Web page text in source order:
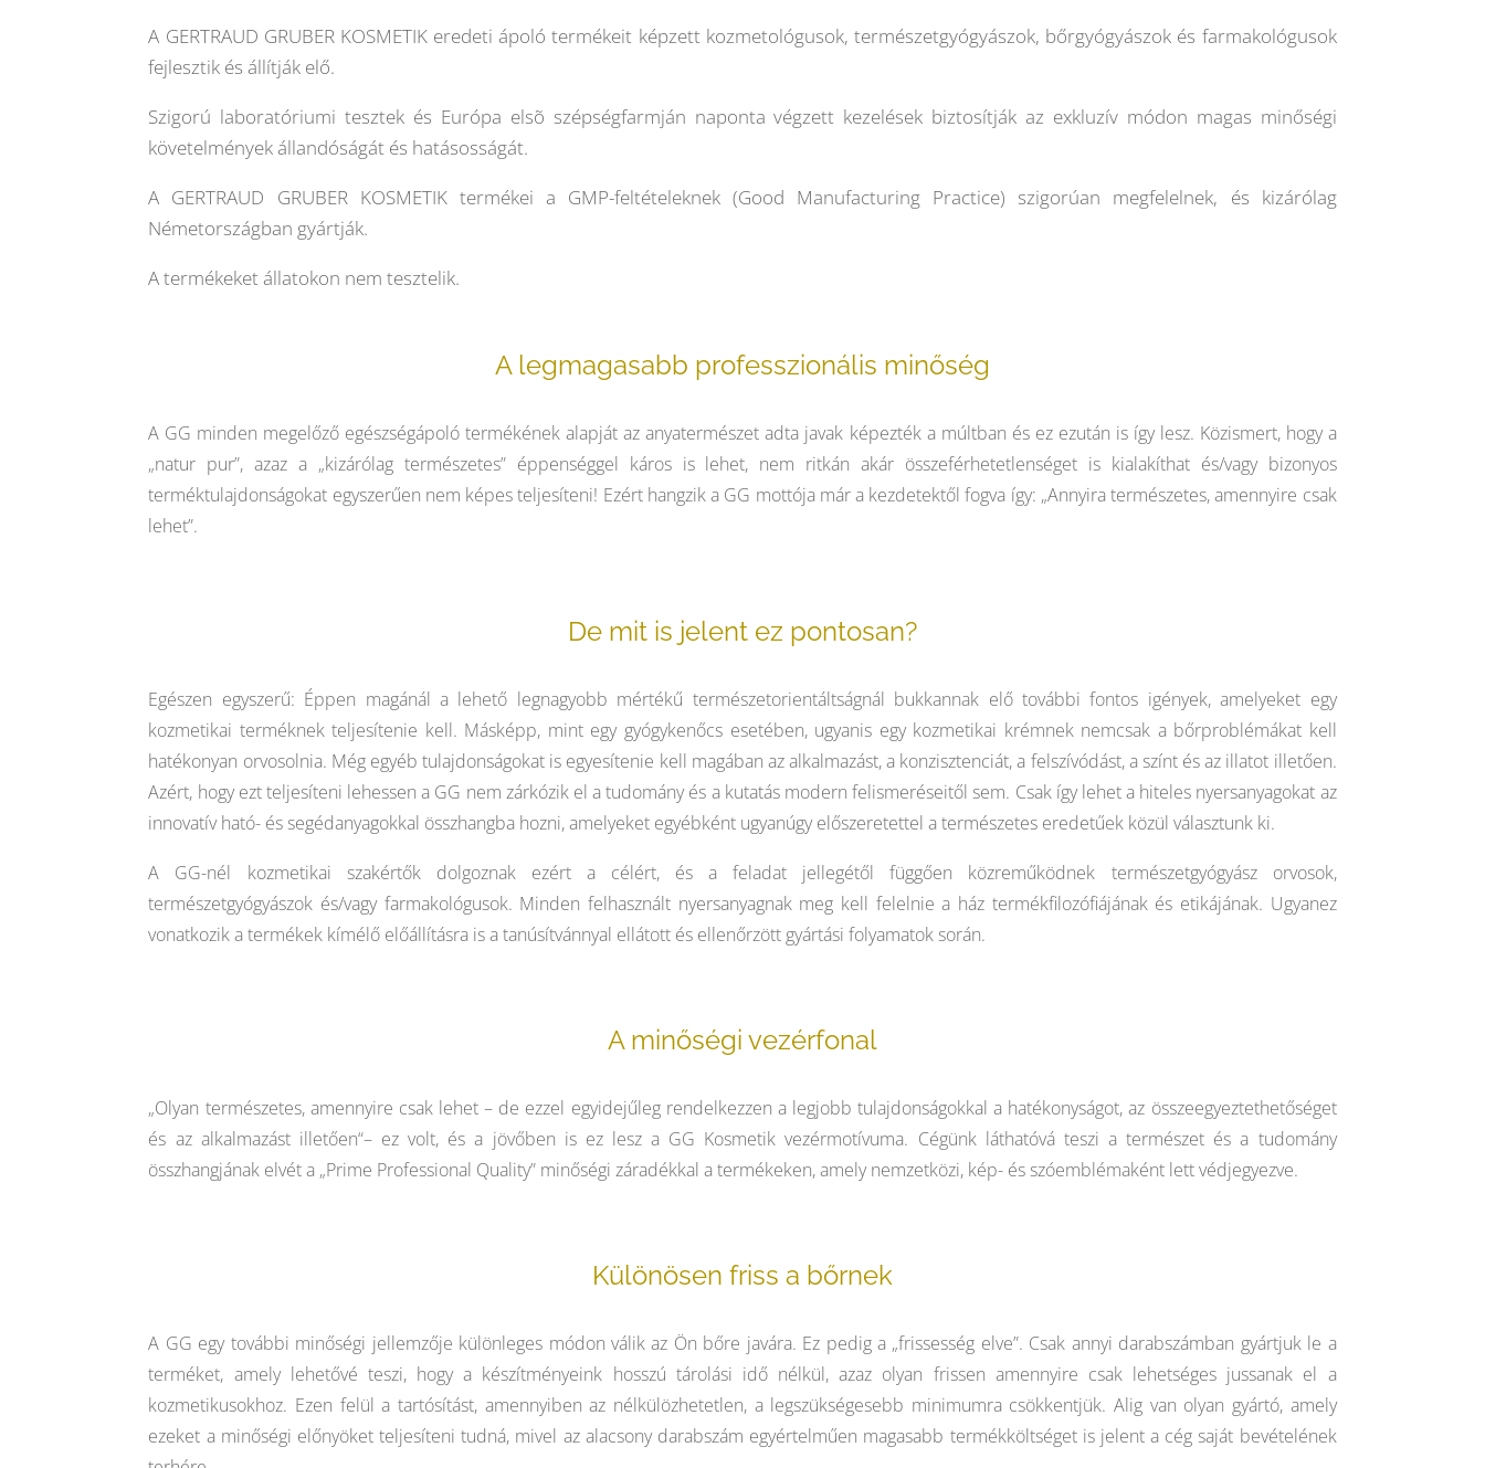
A GERTRAUD GRUBER KOSMETIK eredeti ápoló termékeit képzett kozmetológusok, természetgyógyászok, bőrgyógyászok és farmakológusok
fejlesztik és állítják elő.
Szigorú laboratóriumi tesztek és Európa elsõ szépségfarmján naponta végzett kezelések biztosítják az exkluzív módon magas minőségi
követelmények állandóságát és hatásosságát.
A GERTRAUD GRUBER KOSMETIK termékei a GMP-feltételeknek (Good Manufacturing Practice) szigorúan megfelelnek, és kizárólag
Németországban gyártják.
A termékeket állatokon nem tesztelik.
A legmagasabb professzionális minőség
A GG minden megelőző egészségápoló termékének alapját az anyatermészet adta javak képezték a múltban és ez ezután is így lesz. Közismert, hogy a
„natur pur”, azaz a „kizárólag természetes” éppenséggel káros is lehet, nem ritkán akár összeférhetetlenséget is kialakíthat és/vagy bizonyos
terméktulajdonságokat egyszerűen nem képes teljesíteni! Ezért hangzik a GG mottója már a kezdetektől fogva így: „Annyira természetes, amennyire csak
lehet”.
De mit is jelent ez pontosan?
Egészen egyszerű: Éppen magánál a lehető legnagyobb mértékű természetorientáltságnál bukkannak elő további fontos igények, amelyeket egy
kozmetikai terméknek teljesítenie kell. Másképp, mint egy gyógykenőcs esetében, ugyanis egy kozmetikai krémnek nemcsak a bőrproblémákat kell
hatékonyan orvosolnia. Még egyéb tulajdonságokat is egyesítenie kell magában az alkalmazást, a konzisztenciát, a felszívódást, a színt és az illatot illetően.
Azért, hogy ezt teljesíteni lehessen a GG nem zárkózik el a tudomány és a kutatás modern felismeréseitől sem. Csak így lehet a hiteles nyersanyagokat az
innovatív ható- és segédanyagokkal összhangba hozni, amelyeket egyébként ugyanúgy előszeretettel a természetes eredetűek közül választunk ki.
A GG-nél kozmetikai szakértők dolgoznak ezért a célért, és a feladat jellegétől függően közreműködnek természetgyógyász orvosok,
természetgyógyászok és/vagy farmakológusok. Minden felhasznált nyersanyagnak meg kell felelnie a ház termékfilozófiájának és etikájának. Ugyanez
vonatkozik a termékek kímélő előállításra is a tanúsítvánnyal ellátott és ellenőrzött gyártási folyamatok során.
A minőségi vezérfonal
„Olyan természetes, amennyire csak lehet – de ezzel egyidejűleg rendelkezzen a legjobb tulajdonságokkal a hatékonyságot, az összeegyeztethetőséget
és az alkalmazást illetően“– ez volt, és a jövőben is ez lesz a GG Kosmetik vezérmotívuma. Cégünk láthatóvá teszi a természet és a tudomány
összhangjának elvét a „Prime Professional Quality” minőségi záradékkal a termékeken, amely nemzetközi, kép- és szóemblémaként lett védjegyezve.
Különösen friss a bőrnek
A GG egy további minőségi jellemzője különleges módon válik az Ön bőre javára. Ez pedig a „frissesség elve”. Csak annyi darabszámban gyártjuk le a
terméket, amely lehetővé teszi, hogy a készítményeink hosszú tárolási idő nélkül, azaz olyan frissen amennyire csak lehetséges jussanak el a
kozmetikusokhoz. Ezen felül a tartósítást, amennyiben az nélkülözhetetlen, a legszükségesebb minimumra csökkentjük. Alig van olyan gyártó, amely
ezeket a minőségi előnyöket teljesíteni tudná, mivel az alacsony darabszám egyértelműen magasabb termékköltséget is jelent a cég saját bevételének